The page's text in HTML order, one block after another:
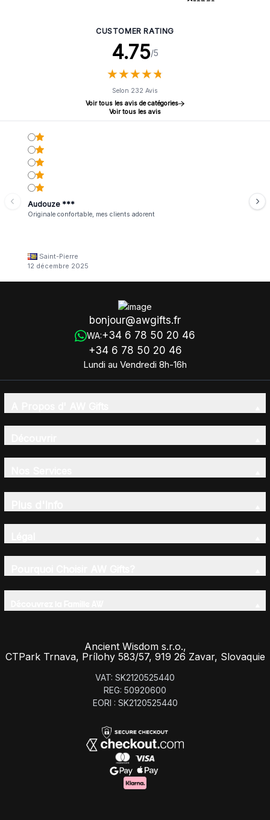
Orange
CUSTOMER RATING
4.75/5
★★★★★
★★★★★
Selon 232 Avis
Voir tous les avis de catégories
Voir tous les avis
Audouze ***
Originale confortable, mes clients adorent
Saint-Pierre
12 décembre 2025
bonjour@awgifts.fr
WA:+34 6 78 50 20 46
+34 6 78 50 20 46
Lundi au Vendredi 8h-16h
Ancient Wisdom s.r.o.,
CTPark Trnava, Prílohy 583/57, 919 26 Zavar, Slovaquie
VAT: SK2120525440
REG: 50920600
EORI : SK2120525440